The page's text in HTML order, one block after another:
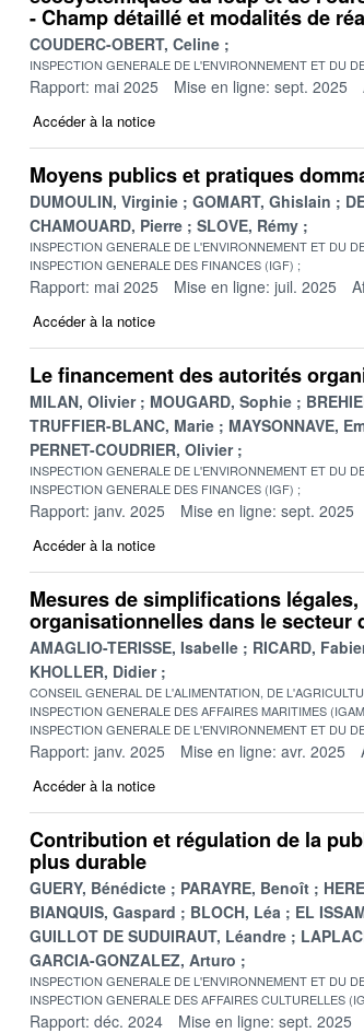
- Champ détaillé et modalités de
COUDERC-OBERT, Celine
INSPECTION GENERALE DE L'ENVIRONNEMENT ET DU
Rapport: mai 2025 Mise en ligne: sept. 2025
Accéder à la notice
Moyens publics et pratiques
DUMOULIN, Virginie GOMART, Ghislain
CHAMOUARD, Pierre
SLOVE, Rémy
INSPECTION GENERALE DE L'ENVIRONNEMENT ET DU
INSPECTION GENERALE DES FINANCES (IGF)
Rapport: mai 2025 Mise en ligne: juil. 2025
Accéder à la notice
Le financement des autorités
MILAN, Olivier MOUGARD, Sophie
TRUFFIER-BLANC, Marie
MAYSONNAVE,
PERNET-COUDRIER, Olivier
INSPECTION GENERALE DE L'ENVIRONNEMENT ET DU
INSPECTION GENERALE DES FINANCES (IGF)
Rapport: janv. 2025 Mise en ligne: sept. 2025
Accéder à la notice
Mesures de simplifications
organisationnelles dans le secteur
AMAGLIO-TERISSE, Isabelle RICARD,
KHOLLER, Didier
CONSEIL GENERAL DE L'ALIMENTATION, DE
INSPECTION GENERALE DES AFFAIRES MARITIMES
INSPECTION GENERALE DE L'ENVIRONNEMENT ET DU
Rapport: janv. 2025 Mise en ligne: avr. 2025
Accéder à la notice
Contribution et régulation de la
plus durable
GUERY, Bénédicte PARAYRE, Benoît
BIANQUIS, Gaspard
BLOCH, Léa
EL
GUILLOT DE SUDUIRAUT, Léandre
GARCIA-GONZALEZ, Arturo
INSPECTION GENERALE DE L'ENVIRONNEMENT ET DU
INSPECTION GENERALE DES AFFAIRES CULTURELLES
Rapport: déc. 2024 Mise en ligne: sept. 2025